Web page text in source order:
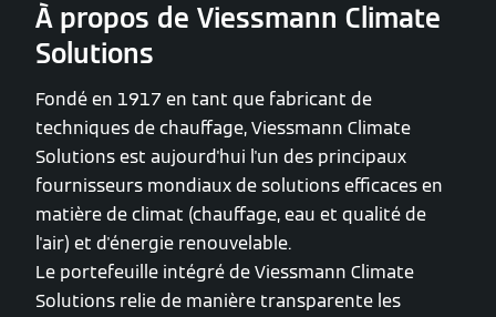
À propos de Viessmann Climate
Solutions
Fondé en 1917 en tant que fabricant de
techniques de chauffage, Viessmann Climate
Solutions est aujourd'hui l'un des principaux
fournisseurs mondiaux de solutions efficaces en
matière de climat (chauffage, eau et qualité de
l'air) et d'énergie renouvelable.
Le portefeuille intégré de Viessmann Climate
Solutions relie de manière transparente les